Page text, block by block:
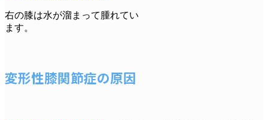
右の膝は水が溜まって腫れてい
ます。
変形性膝関節症の原因